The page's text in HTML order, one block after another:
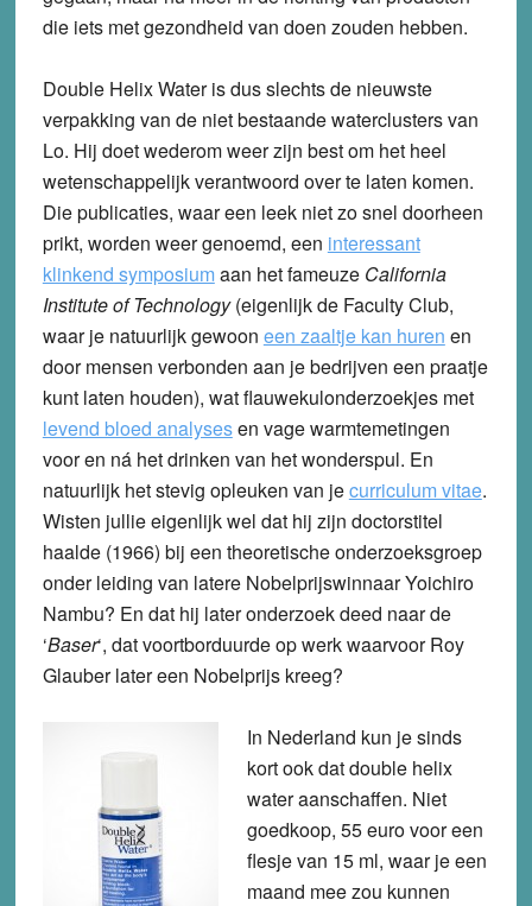
die iets met gezondheid van doen zouden hebben.
Double Helix Water is dus slechts de nieuwste
verpakking van de niet bestaande waterclusters van
Lo. Hij doet wederom weer zijn best om het heel
wetenschappelijk verantwoord over te laten komen.
Die publicaties, waar een leek niet zo snel doorheen
prikt, worden weer genoemd, een interessant
klinkend symposiumaan het fameuze California
Institute of Technology(eigenlijk de Faculty Club,
waar je natuurlijk gewoon een zaaltje kan huren en
door mensen verbonden aan je bedrijven een praatje
kunt laten houden), wat flauwekulonderzoekjes met
levend bloed analysesen vage warmtemetingen
voor en ná het drinken van het wonderspul. En
natuurlijk het stevig opleuken van jecurriculum vitae.
Wisten jullie eigenlijk wel dat hij zijn doctorstitel
haalde (1966) bij een theoretische onderzoeksgroep
onder leiding van latere Nobelprijswinnaar Yoichiro
Nambu? En dat hij later onderzoek deed naar de
‘Baser‘, dat voortborduurde op werk waarvoor Roy
Glauber later een Nobelprijs kreeg?
In Nederland kun je sinds
kort ook dat double helix
water aanschaffen. Niet
goedkoop, 55 euro voor een
flesje van 15 ml, waar je een
maand mee zou kunnen